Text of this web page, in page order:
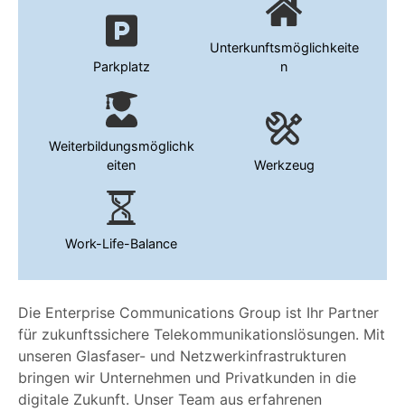
Die Enterprise Communications Group ist Ihr Partner
für zukunftssichere Telekommunikationslösungen. Mit
unseren Glasfaser- und Netzwerkinfrastrukturen
bringen wir Unternehmen und Privatkunden in die
digitale Zukunft. Unser Team aus erfahrenen
Parkplatz
Unterkunftsmöglichkeite
n
Weiterbildungsmöglichk
eiten
Werkzeug
Work-Life-Balance